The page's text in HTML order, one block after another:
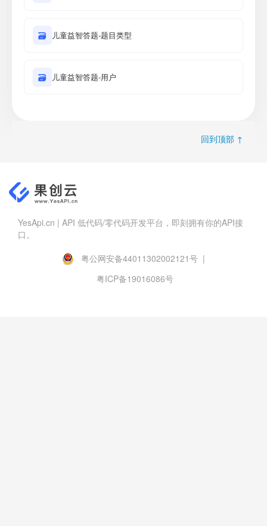
🗃 儿童益智答题-题目类型
🗃 儿童益智答题-用户
回到顶部 ↑
YesApi.cn | API 低代码/零代码开发平台，即刻拥有你的API接
口。
粤公网安备44011302002121号 |
粤ICP备19016086号